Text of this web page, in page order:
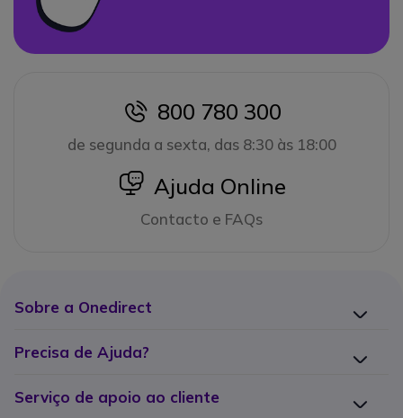
icon
800 780 300
de segunda a sexta, das 8:30 às 18:00
icon
Ajuda Online
Contacto e FAQs
Sobre a Onedirect
Precisa de Ajuda?
Serviço de apoio ao cliente